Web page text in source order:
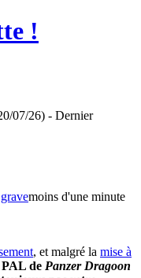
!
07/26) - Dernier
moins d'une minute
, et malgré la mise à
PAL de Panzer Dragoon